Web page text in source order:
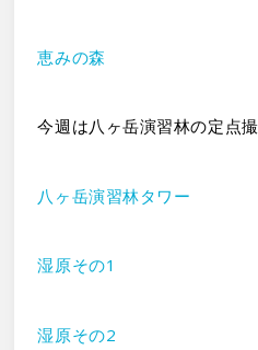
恵みの森
今週は八ヶ岳演習林の定点
八ヶ岳演習林タワー
湿原その1
湿原その2